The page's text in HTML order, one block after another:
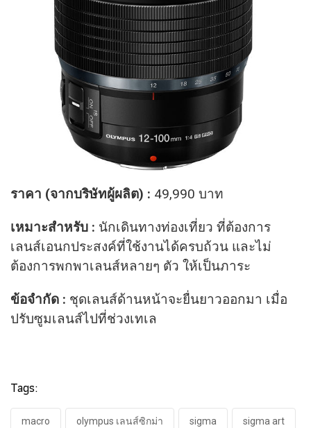
ราคา (จากบริษัทผู้ผลิต) : 49,990 บาท
เหมาะสำหรับ : นักเดินทางท่องเที่ยว ที่ต้องการ
เลนส์เอนกประสงค์ที่ใช้งานได้ครบถ้วน และไม่
ต้องการพกพาเลนส์หลายๆ ตัว ให้เป็นภาระ
ข้อจำกัด : ชุดเลนส์ด้านหน้าจะยื่นยาวออกมา เมื่อ
ปรับซูมเลนส์ไปที่ช่วงเทเล
Tags:
macro olympus เลนส์ซิกม่า sigma sigma art